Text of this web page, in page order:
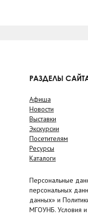
РАЗДЕЛЫ
Афиша
Новости
Выставки
Экскурсии
Посетителям
Ресурсы
Каталоги
Персональные
персональных
данных» и
МГОУНБ. Условия и